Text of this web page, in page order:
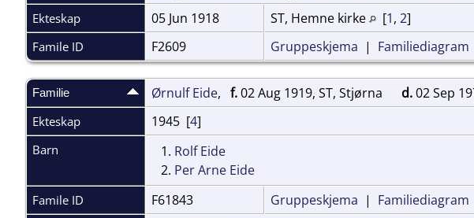
Ekteskap 05 Jun 1918 ST, Hemne kirke [1, 2]
Famile ID F2609 Gruppeskjema | Familiediagram
Familie Ørnulf Eide, f.02 Aug 1919, ST, Stjørna d.02 Sep
Ekteskap 1945 [4]
Barn 1. Rolf Eide
2. Per Arne Eide
Famile ID F61843 Gruppeskjema | Familiediagram